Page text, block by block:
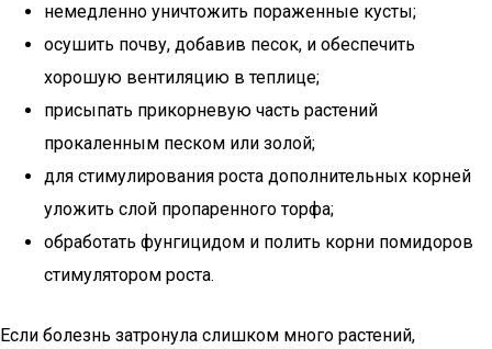
немедленно уничтожить пораженные кусты;
осушить почву, добавив песок, и обеспечить
хорошую вентиляцию в теплице;
присыпать прикорневую часть растений
прокаленным песком или золой;
для стимулирования роста дополнительных корней
уложить слой пропаренного торфа;
обработать фунгицидом и полить корни помидоров
стимулятором роста.
Если болезнь затронула слишком много растений,